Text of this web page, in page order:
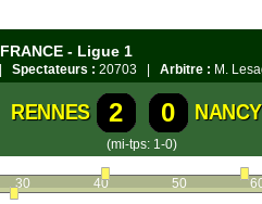
- Ligue 1
Spectateurs : 20703 | Arbitre : M.
RENNES 2 0 NANCY
(mi-tps: 1-0)
30 40 50